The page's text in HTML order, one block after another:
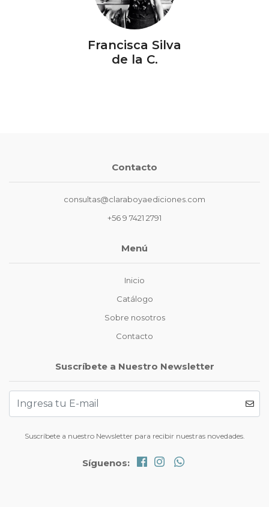
Francisca Silva
de la C.
Contacto
consultas@claraboyaediciones.com
+56 9 7421 2791
Menú
Inicio
Catálogo
Sobre nosotros
Contacto
Suscríbete a Nuestro Newsletter
Suscríbete a nuestro Newsletter para recibir nuestras novedades.
Síguenos: